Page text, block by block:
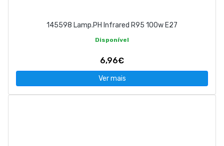
145598 Lamp.PH Infrared R95 100w E27
Disponível
6,96€
Ver mais